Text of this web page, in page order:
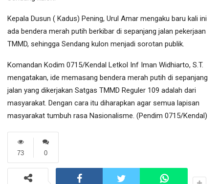
Kepala Dusun ( Kadus) Pening, Urul Amar mengaku baru kali ini
ada bendera merah putih berkibar di sepanjang jalan pekerjaan
TMMD, sehingga Sendang kulon menjadi sorotan publik.
Komandan Kodim 0715/Kendal Letkol Inf Iman Widhiarto, S.T.
mengatakan, ide memasang bendera merah putih di sepanjang
jalan yang dikerjakan Satgas TMMD Reguler 109 adalah dari
masyarakat. Dengan cara itu diharapkan agar semua lapisan
masyarakat tumbuh rasa Nasionalisme. (Pendim 0715/Kendal)
0
73